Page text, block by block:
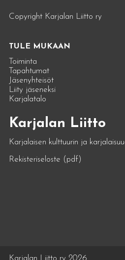
Copyright Karjalan Liitto ry
TULE MUKAAN
Toiminta
Tapahtumat
Jäsenyhteisöt
Liity jäseneksi
Karjalatalo
Karjalan Liitto
Karjalaisen kulttuurin ja
Rekisteriseloste (pdf)
Karjalan Liitto ry 2026